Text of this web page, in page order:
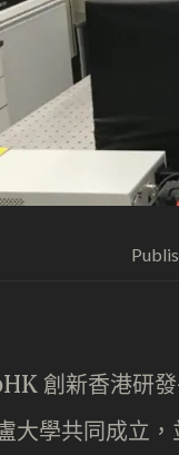
創新香港研發
大學共同成立